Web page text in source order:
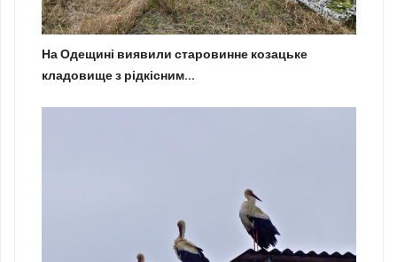
На Одещині виявили старовинне козацьке
кладовище з рідкісним...